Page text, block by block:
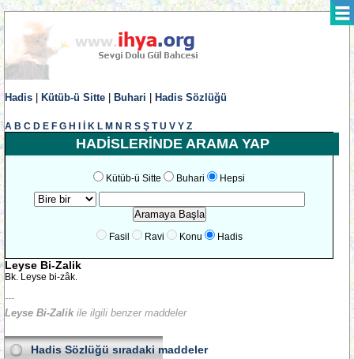
Hadis Kütüb-ü Sitte Buhari Hadis Sözlüğü
A B C D E F G H K L M N R S Ş T U V Y Z
HADİSLERİNDE ARAMA YAP
Kütüb-ü Sitte Buhari Hepsi
Fasil Ravi Konu Hadis
Leyse Bi-Zalik
Bk. Leyse bi-zâk.
---
Leyse Bi-Zalikile ilgili benzer maddeler
Hadis Sözlüğü sıradaki maddeler